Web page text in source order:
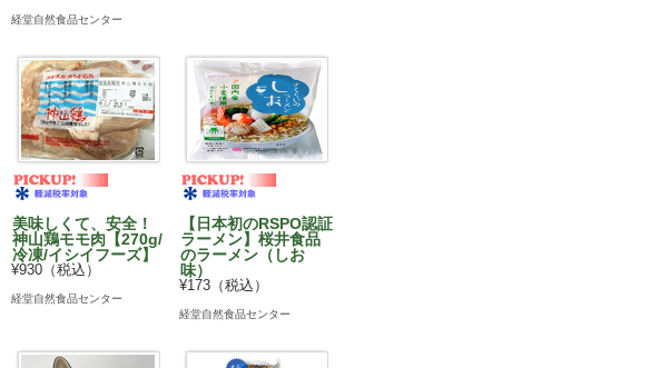
経堂自然食品センター
美味しくて、安全！
神山鶏モモ肉【270g/
冷凍/イシイフーズ】
¥930（税込）
経堂自然食品センター
【日本初のRSPO認証
ラーメン】桜井食品
のラーメン（しお
味）
¥173（税込）
経堂自然食品センター